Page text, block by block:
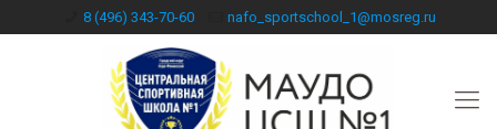
8 (496) 343-70-60 nafo_sportschool_1@mosreg.ru